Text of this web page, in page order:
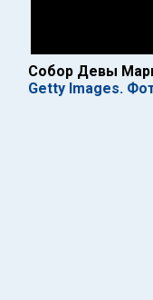
Собор Девы
Getty Images.